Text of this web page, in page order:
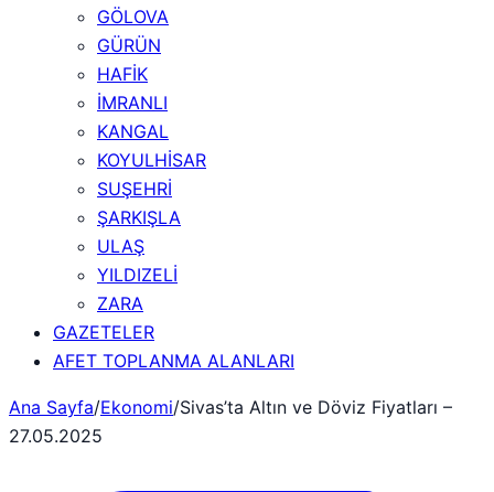
GÖLOVA
GÜRÜN
HAFİK
İMRANLI
KANGAL
KOYULHİSAR
SUŞEHRİ
ŞARKIŞLA
ULAŞ
YILDIZELİ
ZARA
GAZETELER
AFET TOPLANMA ALANLARI
Ana Sayfa/Ekonomi/Sivas’ta Altın ve Döviz Fiyatları –
27.05.2025